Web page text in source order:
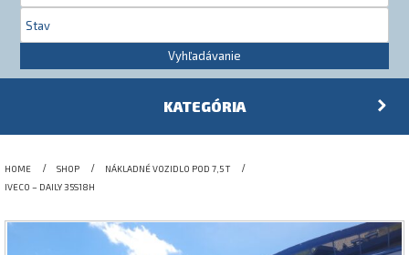
Vyhľadávanie
KATEGÓRIA
HOME SHOP
NÁKLADNÉ VOZIDLO POD 7,5 T
IVECO – DAILY 35S18H